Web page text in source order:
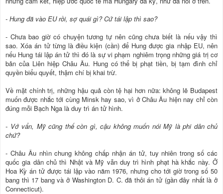
- Hung đã vào EU rồi, sợ quái gì? Cứ tái lập thì sao?
- Chưa bao giờ có chuyện tương tự nên cũng chưa biết là nếu vậy thì
sao. Xóa án tử từng là điều kiện (cần) để Hung được gia nhập EU, nên
nếu Hung tái lập án tử thì đó là sự vi phạm nghiêm trọng những giá trị cơ
bản của Liên hiệp Châu Âu. Hung có thể bị phạt tiền, bị tạm đình chỉ
quyền biểu quyết, thậm chí bị khai trừ.
Về mặt chính trị, những hậu quả còn tệ hại hơn nữa: không lẽ Budapest
muốn được nhắc tới cùng Minsk hay sao, vì ở Châu Âu hiện nay chỉ còn
đúng mỗi Bạch Nga là duy trì án tử hình.
- Vớ vẩn, Mỹ cũng thế còn gì, cậu không muốn nói Mỹ là phi dân chủ
chứ?
- Châu Âu nhìn chung không chấp nhận án tử, tuy nhiên trong số các
quốc gia dân chủ thì Nhật và Mỹ vẫn duy trì hình phạt hà khắc này. Ở
Hoa Kỳ án tử được tái lập vào năm 1976, nhưng cho tới giờ trong số 50
bang thì 17 bang và ở Washington D. C. đã thôi án tử (gần đây nhất là ở
Connecticut).